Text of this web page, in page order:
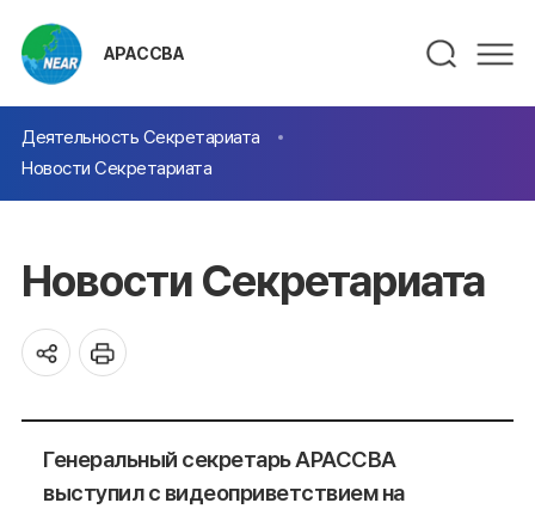
АРАССВА
Деятельность Секретариата
Новости Секретариата
Новости Секретариата
Генеральный секретарь АРАССВА
выступил с видеоприветствием на